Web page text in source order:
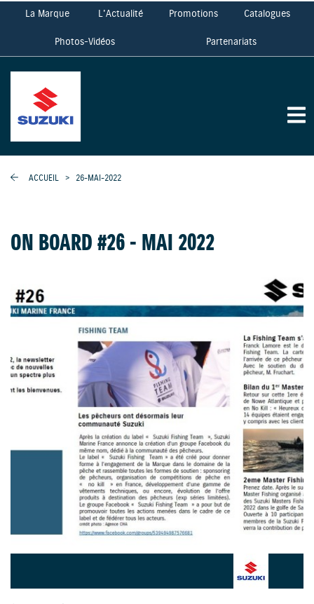
La Marque L'Actualité Promotions Catalogues
Photos-Vidéos Partenariats
ACCUEIL > 26-MAI-2022
ON BOARD #26 - MAI 2022